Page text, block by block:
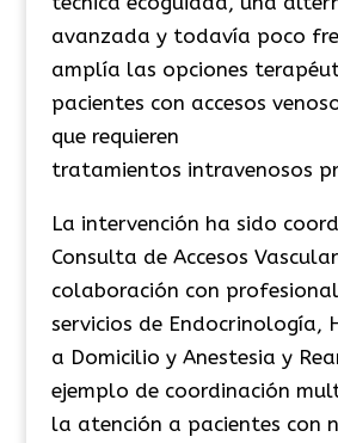
avanzada y todavía poco
amplía las opciones
pacientes con accesos
que requieren
tratamientos intravenosos
La intervención ha sido
Consulta de Accesos
colaboración con
servicios de Endocrinología,
a Domicilio y Anestesia y
ejemplo de coordinación
la atención a pacientes con